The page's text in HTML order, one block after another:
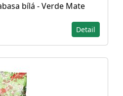
bílá - Verde Mate
Detail